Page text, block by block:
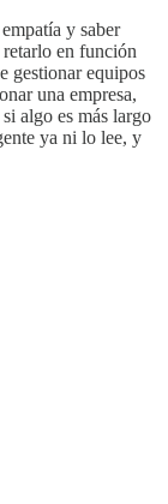
y saber
en función
gestionar equipos
una empresa,
algo es más largo
ya ni lo lee, y